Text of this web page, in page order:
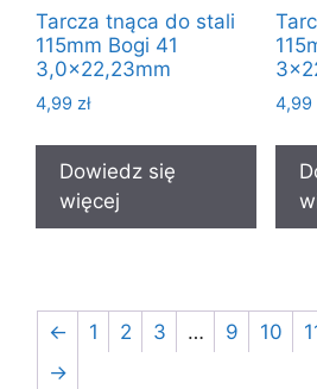
Tarcza tnąca do stali
115mm Bogi 41
3,0×22,23mm
4,99 zł
Dowiedz się
więcej
4,99
← 1 2 3 … 9 10
→